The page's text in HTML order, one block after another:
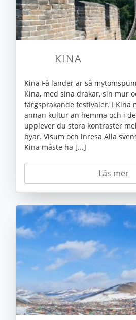
KINA
Kina Få länder är så
Kina, med sina drakar, sin mur
färgsprakande festivaler. I Kina
annan kultur än hemma och i
upplever du stora kontraster
byar. Visum och inresa Alla
Kina måste ha [...]
Läs mer